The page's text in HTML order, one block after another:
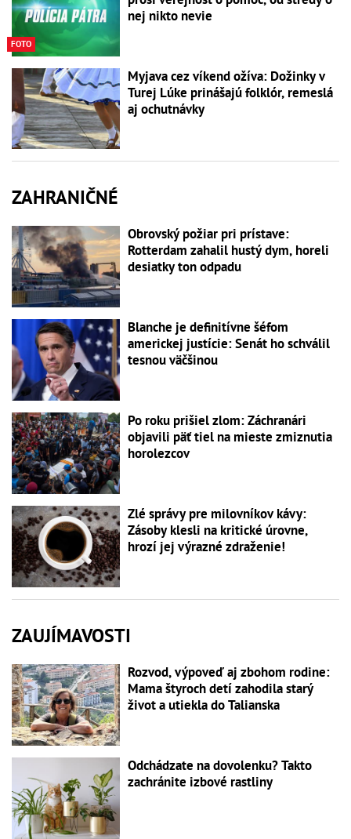
FOTO
nej nikto nevie
Myjava cez víkend ožíva: Dožinky v
Turej Lúke prinášajú folklór, remeslá
aj ochutnávky
ZAHRANIČNÉ
Obrovský požiar pri prístave:
Rotterdam zahalil hustý dym, horeli
desiatky ton odpadu
Blanche je definitívne šéfom
americkej justície: Senát ho schválil
tesnou väčšinou
Po roku prišiel zlom: Záchranári
objavili päť tiel na mieste zmiznutia
horolezcov
Zlé správy pre milovníkov kávy:
Zásoby klesli na kritické úrovne,
hrozí jej výrazné zdraženie!
ZAUJÍMAVOSTI
Rozvod, výpoveď aj zbohom rodine:
Mama štyroch detí zahodila starý
život a utiekla do Talianska
Odchádzate na dovolenku? Takto
zachránite izbové rastliny